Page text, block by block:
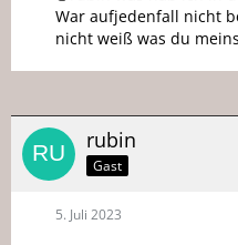
War aufjedenfall nicht
nicht weiß was du
rubin
Gast
5. Juli 2023